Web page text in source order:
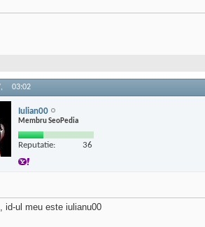
03:02
Iulian00
Membru SeoPedia
Reputatie: 36
id-ul meu este iulianu00